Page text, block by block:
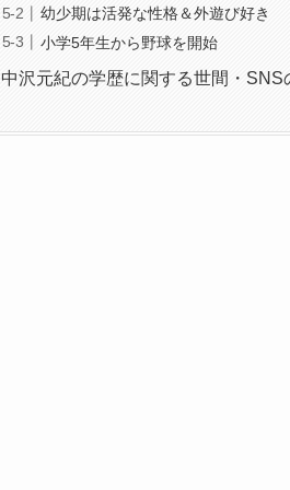
幼少期は活発な性格＆外遊び好き
小学5年生から野球を開始
中沢元紀の学歴に関する世間・SNS